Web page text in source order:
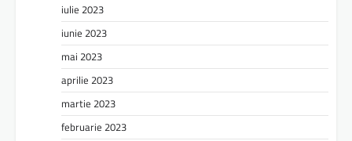
iulie 2023
iunie 2023
mai 2023
aprilie 2023
martie 2023
februarie 2023